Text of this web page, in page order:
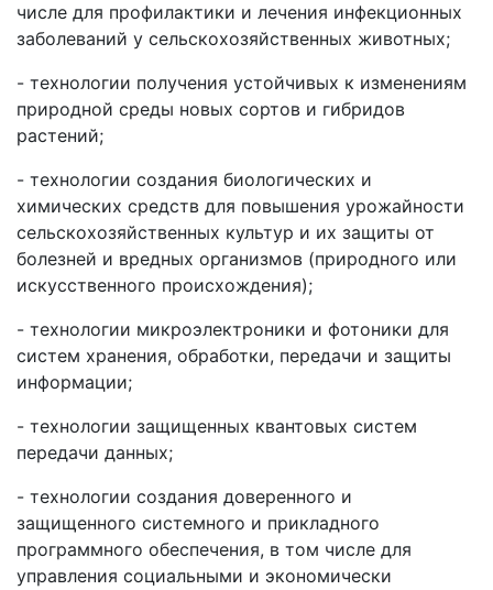
числе для профилактики и лечения инфекционных
заболеваний у сельскохозяйственных животных;
- технологии получения устойчивых к изменениям
природной среды новых сортов и гибридов
растений;
- технологии создания биологических и
химических средств для повышения урожайности
сельскохозяйственных культур и их защиты от
болезней и вредных организмов (природного или
искусственного происхождения);
- технологии микроэлектроники и фотоники для
систем хранения, обработки, передачи и защиты
информации;
- технологии защищенных квантовых систем
передачи данных;
- технологии создания доверенного и
защищенного системного и прикладного
программного обеспечения, в том числе для
управления социальными и экономически